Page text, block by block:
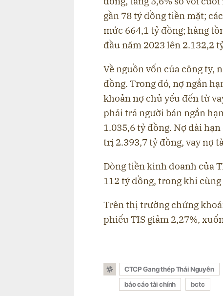
gần 78 tỷ đồng tiền mặt;
mức 664,1 tỷ đồng; hàng
đầu năm 2023 lên 2.132,2
Về nguồn vốn của công ty,
đồng. Trong đó, nợ ngắn
khoản nợ chủ yếu đến từ
phải trả người bán ngắn
1.035,6 tỷ đồng. Nợ dài
trị 2.393,7 tỷ đồng, vay nợ
Dòng tiền kinh doanh của
112 tỷ đồng, trong khi
Trên thị trường chứng
phiếu TIS giảm 2,27%,
CTCP Gang thép Thái Nguyên
báo cáo tài chính
bctc